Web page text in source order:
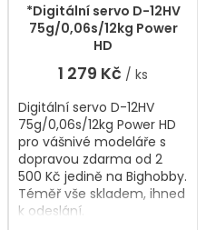
*Digitální servo D-12HV
75g/0,06s/12kg Power
HD
1 279 Kč / ks
Digitální servo D-12HV
75g/0,06s/12kg Power HD
pro vášnivé modeláře s
dopravou zdarma od 2
500 Kč jedině na Bighobby.
Téměř vše skladem, ihned
k odeslání.